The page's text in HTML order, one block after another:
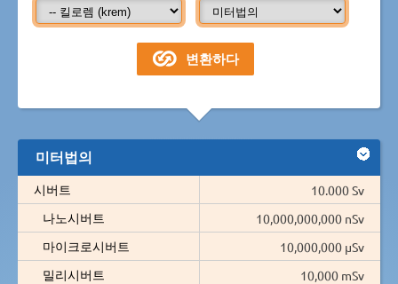
미터법의
시버트
10.000 Sv
나노시버트
10,000,000,000 nSv
마이크로시버트
10,000,000 µSv
밀리시버트
10,000 mSv